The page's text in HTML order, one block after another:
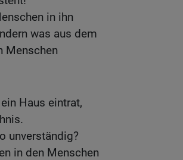
in ihn
was aus dem
Menschen
Haus eintrat,
unverständig?
in den Menschen